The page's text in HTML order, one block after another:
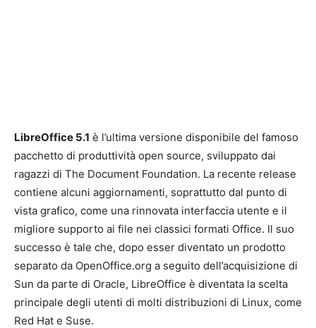
LibreOffice 5.1 è l’ultima versione disponibile del famoso
pacchetto di produttività open source, sviluppato dai
ragazzi di The Document Foundation. La recente release
contiene alcuni aggiornamenti, soprattutto dal punto di
vista grafico, come una rinnovata interfaccia utente e il
migliore supporto ai file nei classici formati Office. Il suo
successo è tale che, dopo esser diventato un prodotto
separato da OpenOffice.org a seguito dell’acquisizione di
Sun da parte di Oracle, LibreOffice è diventata la scelta
principale degli utenti di molti distribuzioni di Linux, come
Red Hat e Suse.